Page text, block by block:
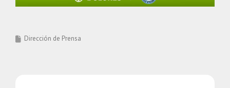
Dirección de Prensa